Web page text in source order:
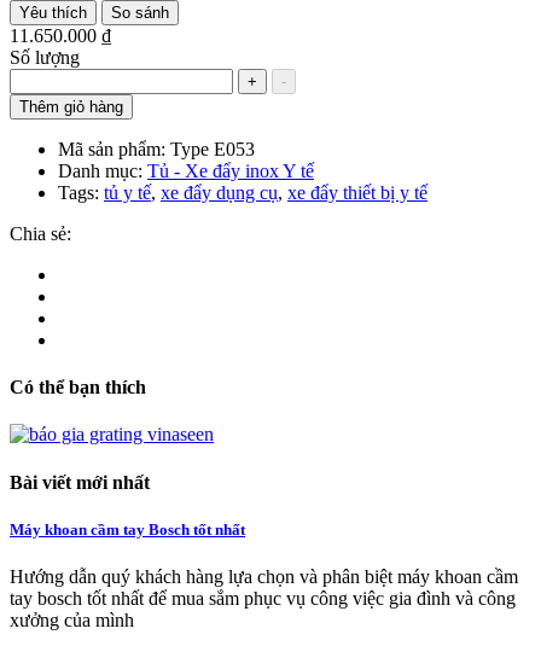
Yêu thích So sánh
11.650.000 ₫
Số lượng
+
-
Thêm giỏ hàng
Mã sản phẩm: Type E053
Danh mục: Tủ - Xe đẩy inox Y tế
Tags: tủ y tế, xe đẩy dụng cụ, xe đẩy thiết bị y tế
Chia sẻ:
Có thể bạn thích
Bài viết mới nhất
Máy khoan cầm tay Bosch tốt nhất
Hướng dẫn quý khách hàng lựa chọn và phân biệt máy khoan cầm
tay bosch tốt nhất để mua sắm phục vụ công việc gia đình và công
xưởng của mình